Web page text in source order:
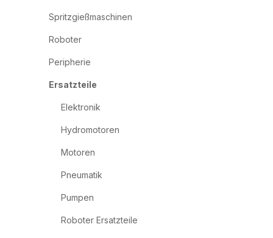
Spritzgießmaschinen
Roboter
Peripherie
Ersatzteile
Elektronik
Hydromotoren
Motoren
Pneumatik
Pumpen
Roboter Ersatzteile